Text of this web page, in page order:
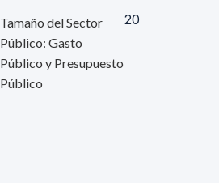
Tamaño del Sector
Público: Gasto
Público y Presupuesto
Público
20